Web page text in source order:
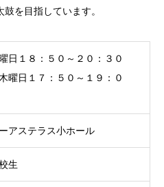
を目指しています。
日１８：５０～２０：３０
曜日１７：５０～１９：０
アステラス小ホール
生